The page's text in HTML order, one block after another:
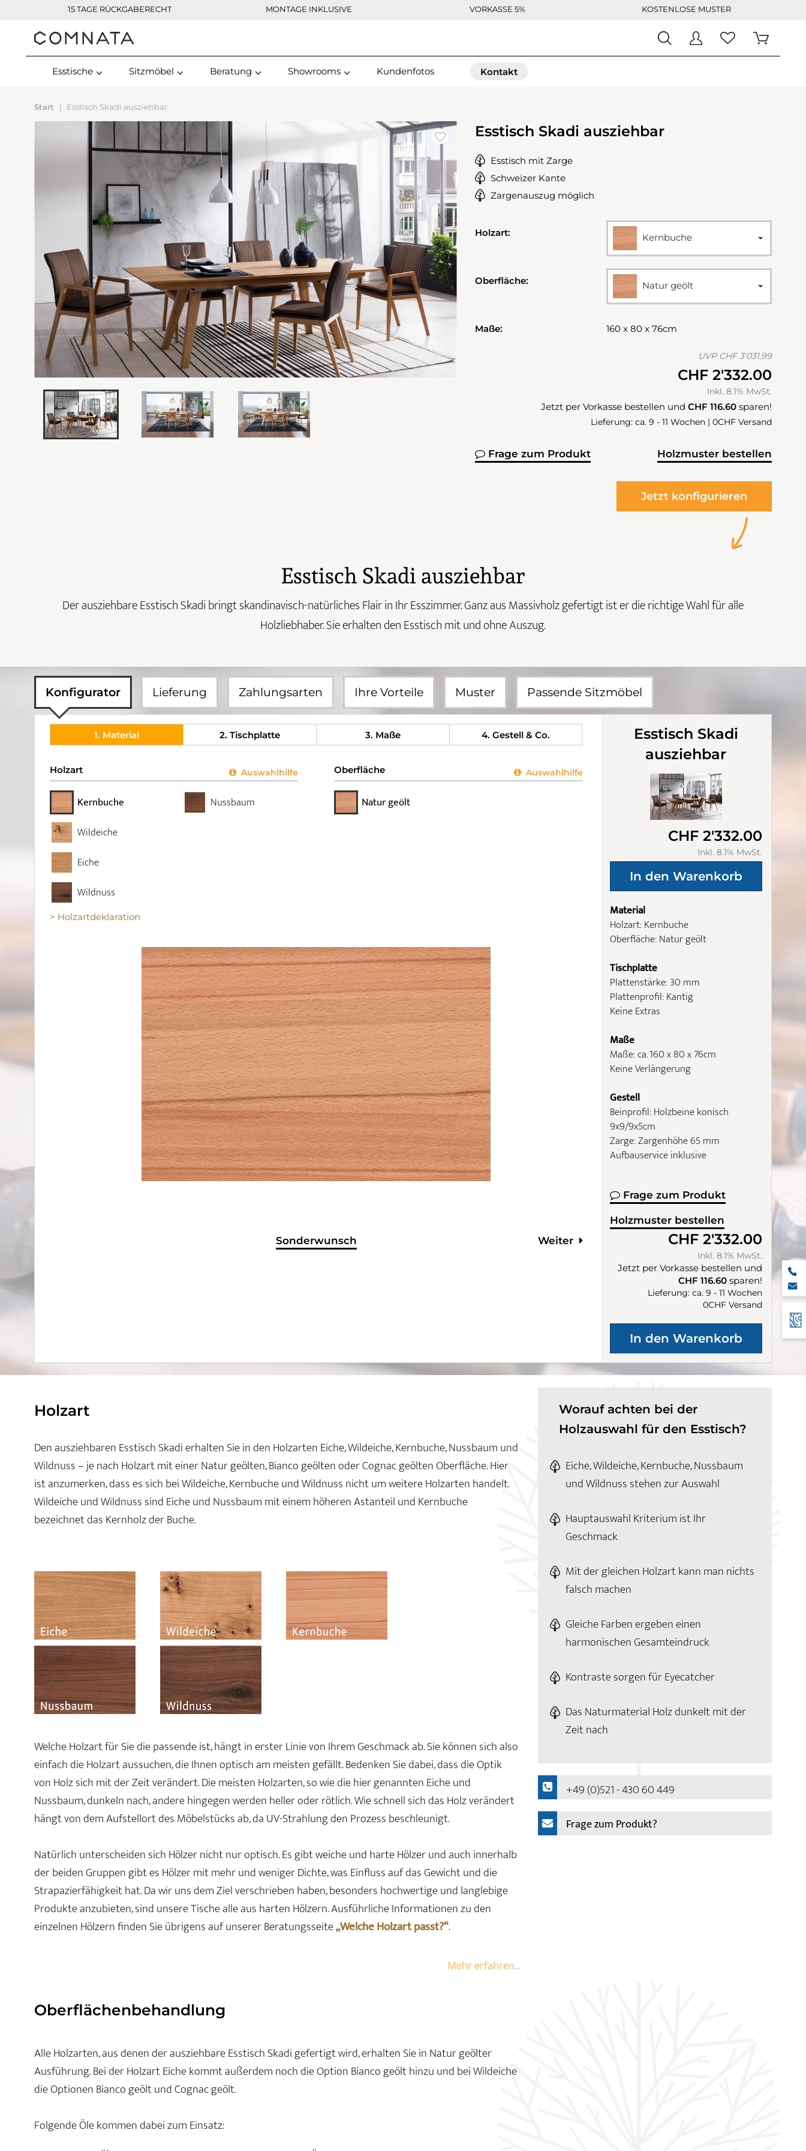
15 TAGE RÜCKGABERECHT MONTAGE INKLUSIVE VORKASSE 5% KOSTENLOSE MUSTER
Kontakt
Esstische Sitzmöbel Beratung Showrooms Kundenfotos Kontakt
Start Esstisch Skadi ausziehbar
Esstisch Skadi ausziehbar
Esstisch mit Zarge
Schweizer Kante
Zargenauszug möglich
Holzart: Kernbuche
Oberfläche: Natur geölt
Maße: 160 x 80 x 76cm
UVP CHF 3'031.99
CHF 2'332.00
Inkl. 8.1% MwSt.
Jetzt per Vorkasse bestellen und CHF 116.60 sparen!
Lieferung: ca. 9 - 11 Wochen | 0CHF Versand
Holzmuster bestellen
Frage zum Produkt
Jetzt konfigurieren
Esstisch Skadi ausziehbar
Der ausziehbare Esstisch Skadi bringt skandinavisch-natürliches Flair in Ihr Esszimmer. Ganz aus Massivholz gefertigt ist er die richtige Wahl für alle
Holzliebhaber. Sie erhalten den Esstisch mit und ohne Auszug.
Konfigurator Lieferung Zahlungsarten Ihre Vorteile Muster Passende Sitzmöbel
1. Material 2. Tischplatte 3. Maße 4. Gestell & Co.
Holzart Auswahlhilfe
Kernbuche
Wildeiche
Eiche
Wildnuss
Nussbaum
Oberfläche Auswahlhilfe
Natur geölt
> Holzartdeklaration
Weiter
Sonderwunsch
Esstisch Skadi
ausziehbar
CHF 2'332.00
Inkl. 8.1% MwSt.
Material
Holzart: Kernbuche
Oberfläche: Natur geölt
Tischplatte
Plattenstärke: 30 mm
Plattenprofil: Kantig
Keine Extras
Maße
Maße: ca. 160 x 80 x 76cm
Keine Verlängerung
Gestell
Beinprofil: Holzbeine konisch
9x9/9x5cm
Zarge: Zargenhöhe 65 mm
Aufbauservice inklusive
Frage zum Produkt
Holzmuster bestellen
CHF 2'332.00
Inkl. 8.1% MwSt.
Jetzt per Vorkasse bestellen und
CHF 116.60 sparen!
Lieferung: ca. 9 - 11 Wochen
0CHF Versand
Holzart
Den ausziehbaren Esstisch Skadi erhalten Sie in den Holzarten Eiche, Wildeiche, Kernbuche, Nussbaum und
Wildnuss – je nach Holzart mit einer Natur geölten, Bianco geölten oder Cognac geölten Oberfläche. Hier
ist anzumerken, dass es sich bei Wildeiche, Kernbuche und Wildnuss nicht um weitere Holzarten handelt.
Wildeiche und Wildnuss sind Eiche und Nussbaum mit einem höheren Astanteil und Kernbuche
bezeichnet das Kernholz der Buche.
Welche Holzart für Sie die passende ist, hängt in erster Linie von Ihrem Geschmack ab. Sie können sich also
einfach die Holzart aussuchen, die Ihnen optisch am meisten gefällt. Bedenken Sie dabei, dass die Optik
von Holz sich mit der Zeit verändert. Die meisten Holzarten, so wie die hier genannten Eiche und
Nussbaum, dunkeln nach, andere hingegen werden heller oder rötlich. Wie schnell sich das Holz verändert
hängt von dem Aufstellort des Möbelstücks ab, da UV-Strahlung den Prozess beschleunigt.
Natürlich unterscheiden sich Hölzer nicht nur optisch. Es gibt weiche und harte Hölzer und auch innerhalb
der beiden Gruppen gibt es Hölzer mit mehr und weniger Dichte, was Einfluss auf das Gewicht und die
Strapazierfähigkeit hat. Da wir uns dem Ziel verschrieben haben, besonders hochwertige und langlebige
Produkte anzubieten, sind unsere Tische alle aus harten Hölzern. Ausführliche Informationen zu den
einzelnen Hölzern finden Sie übrigens auf unserer Beratungsseite„Welche Holzart passt?“.
Mehr erfahren...
Worauf achten bei der
Holzauswahl für den Esstisch?
Eiche, Wildeiche, Kernbuche, Nussbaum
und Wildnuss stehen zur Auswahl
Hauptauswahl Kriterium ist Ihr
Geschmack
Mit der gleichen Holzart kann man nichts
falsch machen
Gleiche Farben ergeben einen
harmonischen Gesamteindruck
Kontraste sorgen für Eyecatcher
Das Naturmaterial Holz dunkelt mit der
Zeit nach
+49 (0)521 - 430 60 449
Frage zum Produkt?
Oberflächenbehandlung
Alle Holzarten, aus denen der ausziehbare Esstisch Skadi gefertigt wird, erhalten Sie in Natur geölter
Ausführung. Bei der Holzart Eiche kommt außerdem noch die Option Bianco geölt hinzu und bei Wildeiche
die Optionen Bianco geölt und Cognac geölt.
Folgende Öle kommen dabei zum Einsatz: